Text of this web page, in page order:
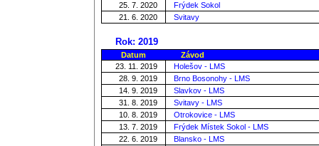
25. 7. 2020
Frýdek Sokol
21. 6. 2020
Svitavy
Rok: 2019
Datum
Závod
23. 11. 2019
Holešov - LMS
28. 9. 2019
Brno Bosonohy - LMS
14. 9. 2019
Slavkov - LMS
31. 8. 2019
Svitavy - LMS
10. 8. 2019
Otrokovice - LMS
13. 7. 2019
Frýdek Místek Sokol - LMS
22. 6. 2019
Blansko - LMS